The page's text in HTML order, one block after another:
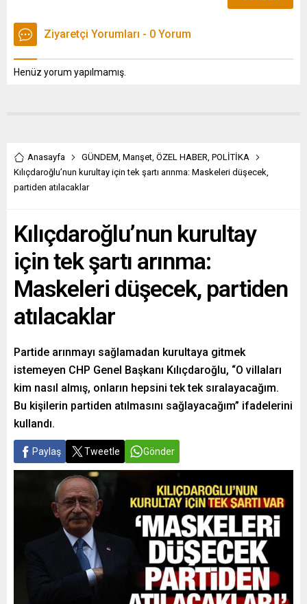
Ziyaretçi Yorumları - 0 Yorum
Henüz yorum yapılmamış.
Anasayfa GÜNDEM, Manşet, ÖZEL HABER, POLİTİKA
Kılıçdaroğlu’nun kurultay için tek şartı arınma: Maskeleri düşecek,
partiden atılacaklar
Kılıçdaroğlu’nun kurultay
için tek şartı arınma:
Maskeleri düşecek, partiden
atılacaklar
Partide arınmayı sağlamadan kurultaya gitmek
istemeyen CHP Genel Başkanı Kılıçdaroğlu, “O villaları
kim nasıl almış, onların hepsini tek tek sıralayacağım.
Bu kişilerin partiden atılmasını sağlayacağım” ifadelerini
kullandı.
Paylaş Tweetle Gönder